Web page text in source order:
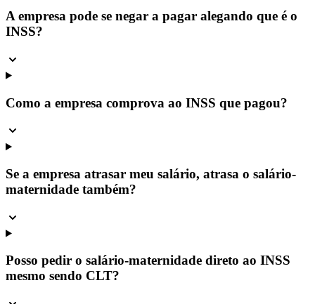
A empresa pode se negar a pagar alegando que é o
INSS?
Como a empresa comprova ao INSS que pagou?
Se a empresa atrasar meu salário, atrasa o salário-
maternidade também?
Posso pedir o salário-maternidade direto ao INSS
mesmo sendo CLT?